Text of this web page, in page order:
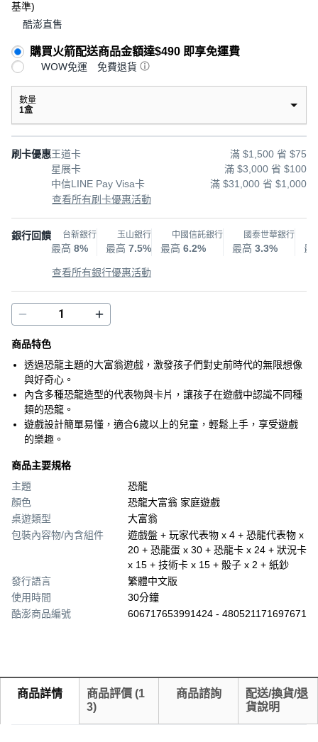
基準)
酷澎直售
購買火箭配送商品金額達$490 即享免運費
WOW免運 免費退貨
數量
1盒
刷卡優惠王道卡
滿 $1,500 省 $75
星展卡
滿 $3,000 省 $100
中信LINE Pay Visa卡
滿 $31,000 省 $1,000
查看所有刷卡優惠活動
銀行回饋 台新銀行
最高 8%
玉山銀行
最高 7.5%
中國信託銀行
最高 6.2%
國泰世華銀行
最高 3.3% 最
查看所有銀行優惠活動
商品特色
透過恐龍主題的大富翁遊戲，激發孩子們對史前時代的無限想像
與好奇心。
內含多種恐龍造型的代表物與卡片，讓孩子在遊戲中認識不同種
類的恐龍。
遊戲設計簡單易懂，適合6歲以上的兒童，輕鬆上手，享受遊戲
的樂趣。
商品主要規格
主題
恐龍
顏色
恐龍大富翁 家庭遊戲
桌遊類型
大富翁
包裝內容物/內含組件
遊戲盤 + 玩家代表物 x 4 + 恐龍代表物 x
20 + 恐龍蛋 x 30 + 恐龍卡 x 24 + 狀況卡
x 15 + 技術卡 x 15 + 骰子 x 2 + 紙鈔
發行語言
繁體中文版
使用時間
30分鐘
酷澎商品編號
606717653991424 - 480521171697671
商品詳情 商品評價 (1
3)
商品諮詢
配送/換貨/退
貨說明